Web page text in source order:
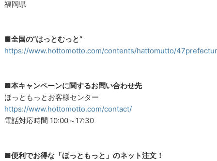
福岡県
■全国の“はっとむっと”
https://www.hottomotto.com/contents/hattomutto/
■本キャンペーンに関するお問い合わせ先
ほっともっとお客様センター
https://www.hottomotto.com/contact/
電話対応時間 10:00～17:30
■便利でお得な「ほっともっと」のネット注文！